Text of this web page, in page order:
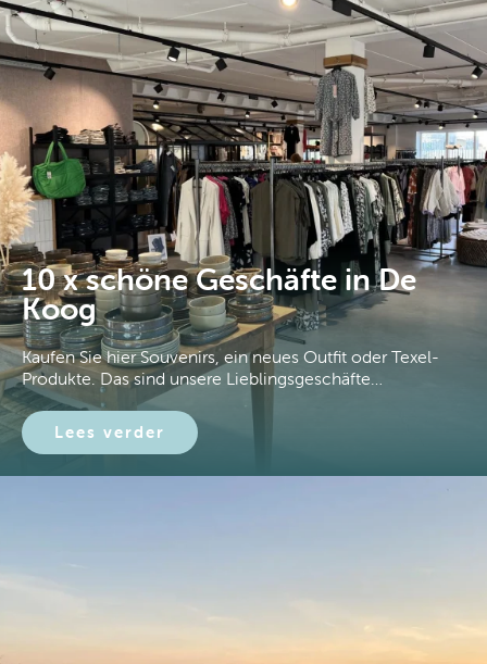
10 x schöne Geschäfte in De
Koog
Kaufen Sie hier Souvenirs, ein neues Outfit oder Texel-
Produkte. Das sind unsere Lieblingsgeschäfte…
Lees verder